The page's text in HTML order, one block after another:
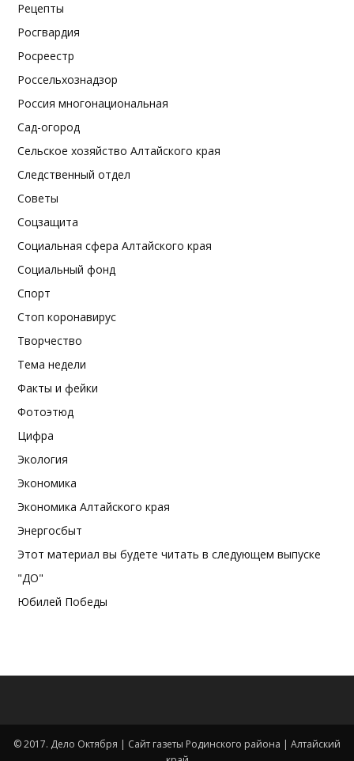
Рецепты
Росгвардия
Росреестр
Россельхознадзор
Россия многонациональная
Сад-огород
Сельское хозяйство Алтайского края
Следственный отдел
Советы
Соцзащита
Социальная сфера Алтайского края
Социальный фонд
Спорт
Стоп коронавирус
Творчество
Тема недели
Факты и фейки
Фотоэтюд
Цифра
Экология
Экономика
Экономика Алтайского края
Энергосбыт
Этот материал вы будете читать в следующем выпуске
"ДО"
Юбилей Победы
© 2017. Дело Октября | Сайт газеты Родинского района | Алтайский